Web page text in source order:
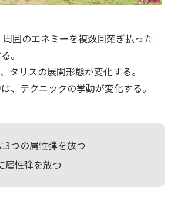
囲のエネミーを複数回薙ぎ払った
。
タリスの展開形態が変化する。
、テクニックの挙動が変化する。
3つの属性弾を放つ
属性弾を放つ